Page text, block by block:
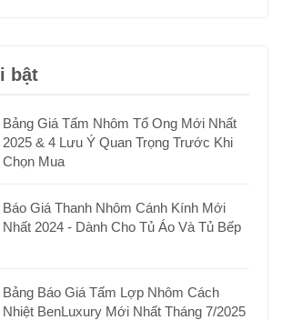
bật
Bảng Giá Tấm Nhôm Tổ Ong Mới Nhất
2025 & 4 Lưu Ý Quan Trọng Trước Khi
Chọn Mua
Báo Giá Thanh Nhôm Cánh Kính Mới
Nhất 2024 - Dành Cho Tủ Áo Và Tủ Bếp
Bảng Báo Giá Tấm Lợp Nhôm Cách
Nhiệt BenLuxury Mới Nhất Tháng 7/2025